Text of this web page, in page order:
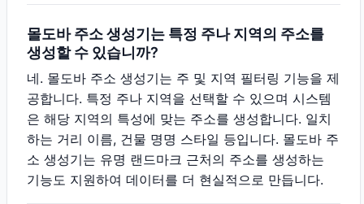
몰도바 주소 생성기는 특정 주나 지역의 주소를
생성할 수 있습니까?
네. 몰도바 주소 생성기는 주 및 지역 필터링 기능을 제
공합니다. 특정 주나 지역을 선택할 수 있으며 시스템
은 해당 지역의 특성에 맞는 주소를 생성합니다. 일치
하는 거리 이름, 건물 명명 스타일 등입니다. 몰도바 주
소 생성기는 유명 랜드마크 근처의 주소를 생성하는
기능도 지원하여 데이터를 더 현실적으로 만듭니다.